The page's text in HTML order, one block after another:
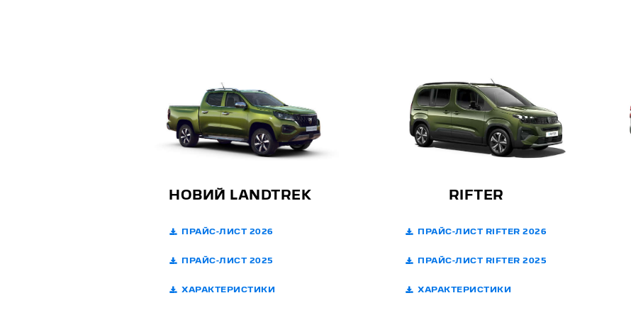
НОВИЙ LANDTREK
ПРАЙС-ЛИСТ 2026
ПРАЙС-ЛИСТ 2025
ХАРАКТЕРИСТИКИ
RIFTER
ПРАЙС-ЛИСТ RIFTER 2026
ПРАЙС-ЛИСТ RIFTER 2025
ХАРАКТЕРИСТИКИ